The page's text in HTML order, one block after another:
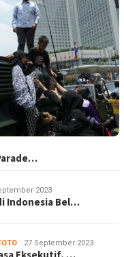
2023
Indonesia Bel…
27 September 2023